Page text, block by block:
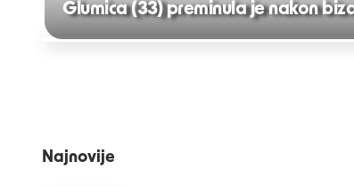
Post
Glumica (33) preminula je nakon
Najnovije